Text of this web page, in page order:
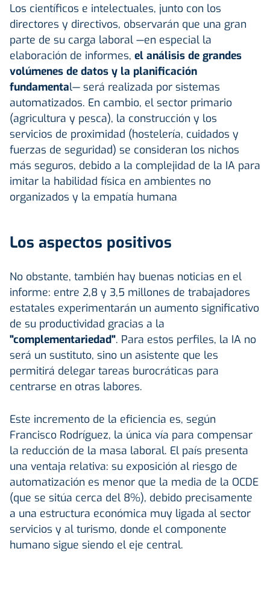
Los científicos e intelectuales, junto con los
directores y directivos, observarán que una gran
parte de su carga laboral —en especial la
elaboración de informes, el análisis de grandes
volúmenes de datos y la planificación
fundamental— será realizada por sistemas
automatizados. En cambio, el sector primario
(agricultura y pesca), la construcción y los
servicios de proximidad (hostelería, cuidados y
fuerzas de seguridad) se consideran los nichos
más seguros, debido a la complejidad de la IA para
imitar la habilidad física en ambientes no
organizados y la empatía humana
Los aspectos positivos
No obstante, también hay buenas noticias en el
informe: entre 2,8 y 3,5 millones de trabajadores
estatales experimentarán un aumento significativo
de su productividad gracias a la
"complementariedad". Para estos perfiles, la IA no
será un sustituto, sino un asistente que les
permitirá delegar tareas burocráticas para
centrarse en otras labores.
Este incremento de la eficiencia es, según
Francisco Rodríguez, la única vía para compensar
la reducción de la masa laboral. El país presenta
una ventaja relativa: su exposición al riesgo de
automatización es menor que la media de la OCDE
(que se sitúa cerca del 8%), debido precisamente
a una estructura económica muy ligada al sector
servicios y al turismo, donde el componente
humano sigue siendo el eje central.